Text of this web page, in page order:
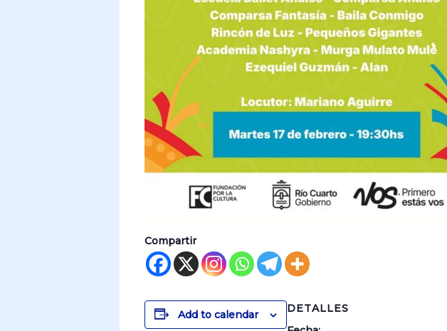
Compartir
Add to calendar
DETALLES